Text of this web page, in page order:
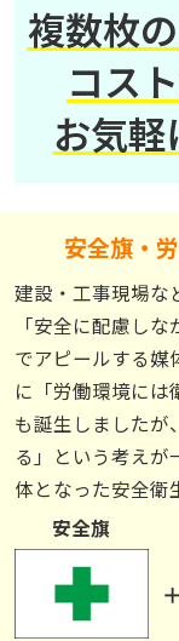
複数枚
コス
お気
安全旗・
建設・工事現場な
「安全に配慮し
でアピールする媒
に「労働環境には
も誕生しましたが
る」という考えが
体となった安全衛
安全旗